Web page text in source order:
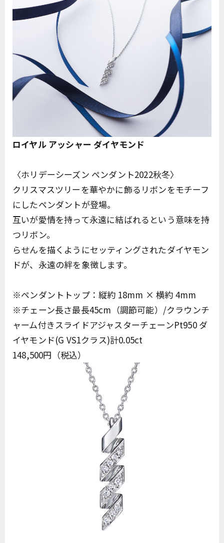
ロイヤル アッシャー ダイヤモンド
〈ホリデーシーズン ペンダント2022秋冬〉
クリスマスツリーを華やかに飾るリボンをモチーフ
にしたペンダントが登場。
互いが愛情を持って永遠に結ばれるという意味を持
つリボン。
らせんを描くようにセッティングされたダイヤモン
ドが、永遠の絆を象徴します。
※ペンダントトップ：縦約 18mm × 横約 4mm
※チェーン長さ最長45cm（調節可能）/クラウンチ
ャーム付きスライドアジャスターチェーンPt950 ダ
イヤモンド(G VS1クラス)計0.05ct
148,500円（税込）